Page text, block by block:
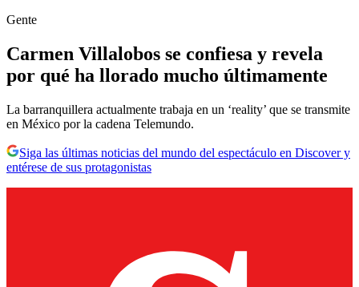
Gente
Carmen Villalobos se confiesa y revela
por qué ha llorado mucho últimamente
La barranquillera actualmente trabaja en un ‘reality’ que se transmite
en México por la cadena Telemundo.
Siga las últimas noticias del mundo del espectáculo en Discover y
entérese de sus protagonistas